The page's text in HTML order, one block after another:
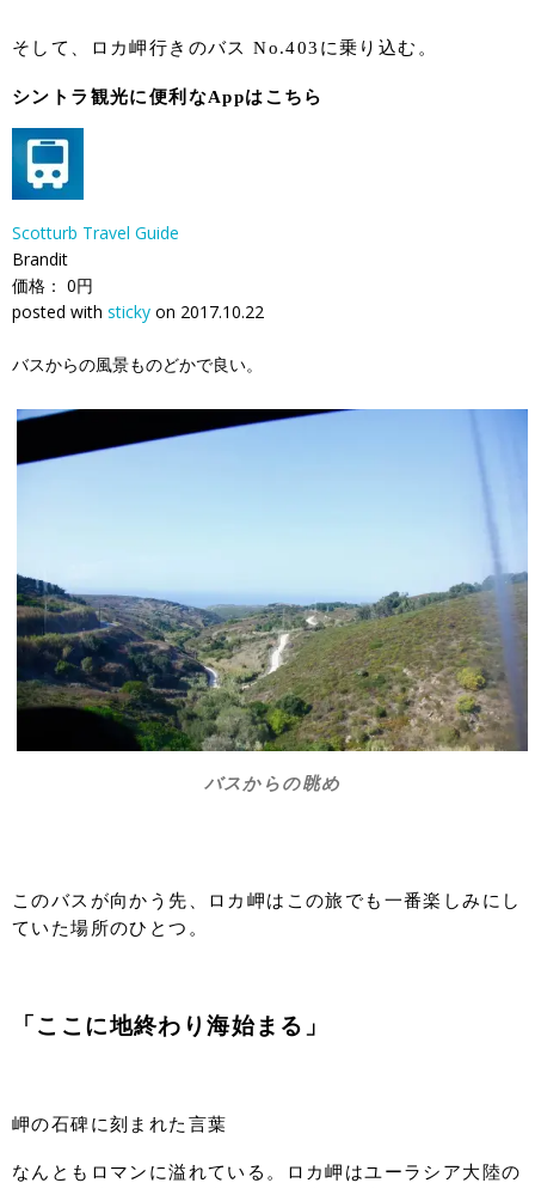
そして、ロカ岬行きのバス No.403に乗り込む。
シントラ観光に便利なAppはこちら
Scotturb Travel Guide
Brandit
価格： 0円
posted with sticky on 2017.10.22
バスからの風景ものどかで良い。
バスからの眺め
このバスが向かう先、ロカ岬はこの旅でも一番楽しみにし
ていた場所のひとつ。
「ここに地終わり海始まる」
岬の石碑に刻まれた言葉
なんともロマンに溢れている。ロカ岬はユーラシア大陸の